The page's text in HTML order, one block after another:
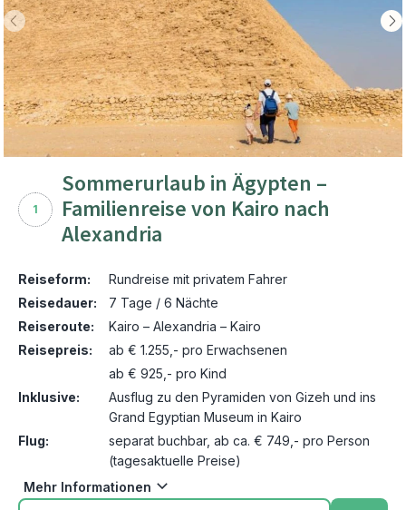
1
Sommerurlaub in Ägypten –
Familienreise von Kairo nach
Alexandria
Reiseform:
Rundreise mit privatem Fahrer
Reisedauer:
7 Tage / 6 Nächte
Reiseroute:
Kairo – Alexandria – Kairo
Reisepreis:
ab € 1.255,- pro Erwachsenen
ab € 925,- pro Kind
Inklusive:
Ausflug zu den Pyramiden von Gizeh und ins
Grand Egyptian Museum in Kairo
Flug:
separat buchbar, ab ca. € 749,- pro Person
(tagesaktuelle Preise)
Mehr Informationen